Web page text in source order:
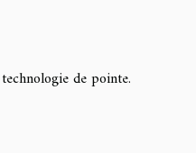
de pointe.